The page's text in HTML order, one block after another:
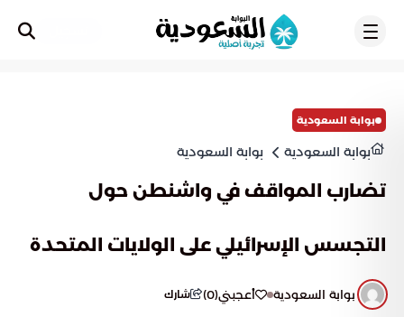
بوابة السعودية
بوابة السعودية بوابة السعودية
تضارب المواقف في واشنطن حول
التجسس الإسرائيلي على الولايات المتحدة
بوابة السعودية أعجبني(
0
) شارك